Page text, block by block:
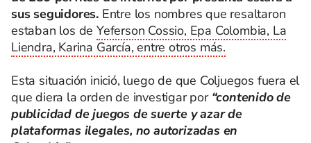
sus seguidores. Entre los nombres que resaltaron
estaban los deYeferson Cossio, Epa Colombia, La
Liendra, Karina García, entre otros más.
Esta situación inició, luego de que Coljuegos fuera el
que diera la orden de investigar por “contenido de
publicidad de juegos de suerte y azar de
plataformas ilegales, no autorizadas en